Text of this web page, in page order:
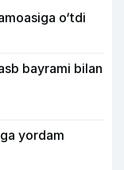
o‘tdi
bayrami bilan
yordam